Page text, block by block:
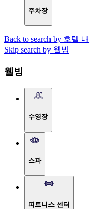
주차장
Back to search by 호텔 내
Skip search by 웰빙
웰빙
수영장
스파
피트니스 센터